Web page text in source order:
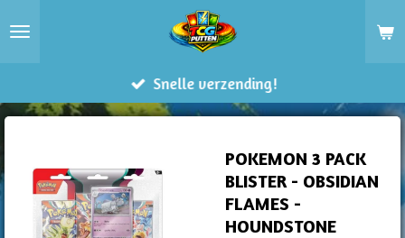
hoofdinhoud
Snelle verzending!
POKEMON 3 PACK
BLISTER - OBSIDIAN
FLAMES -
HOUNDSTONE